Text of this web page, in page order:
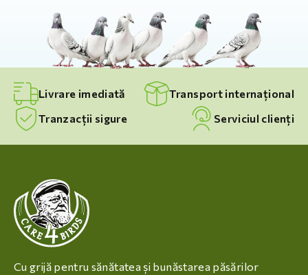
Livrare imediată
Transport internațional
Tranzacții sigure
Serviciul clienți
Cu grijă pentru sănătatea și bunăstarea păsărilor